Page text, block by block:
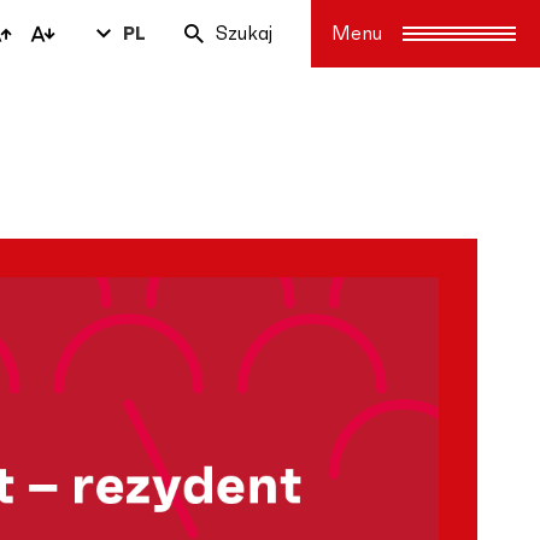
PL Szukaj